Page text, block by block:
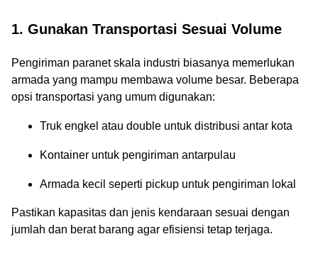
1. Gunakan Transportasi Sesuai Volume
Pengiriman paranet skala industri biasanya memerlukan
armada yang mampu membawa volume besar. Beberapa
opsi transportasi yang umum digunakan:
Truk engkel atau double untuk distribusi antar kota
Kontainer untuk pengiriman antarpulau
Armada kecil seperti pickup untuk pengiriman lokal
Pastikan kapasitas dan jenis kendaraan sesuai dengan
jumlah dan berat barang agar efisiensi tetap terjaga.